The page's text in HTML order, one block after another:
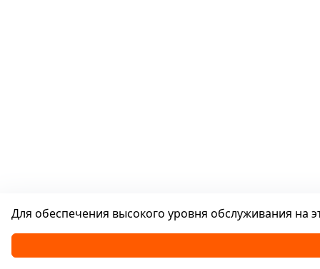
Каталог
Для обеспечения высокого уровня обслуживания на